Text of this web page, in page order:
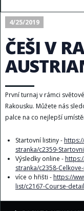
4/25/2019
ČEŠI V
První turnaj v rámci
Rakousku. Můžete nás
palce na co nejlepší
Startovní listiny -
stranka/c2359-
Výsledky online -
stranka/c2358-
více o hřišti - https://
list/c2167-Course-